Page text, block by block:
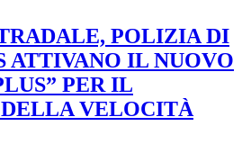
POLIZIA DI
ATTIVANO IL NUOVO
PER IL
VELOCITÀ